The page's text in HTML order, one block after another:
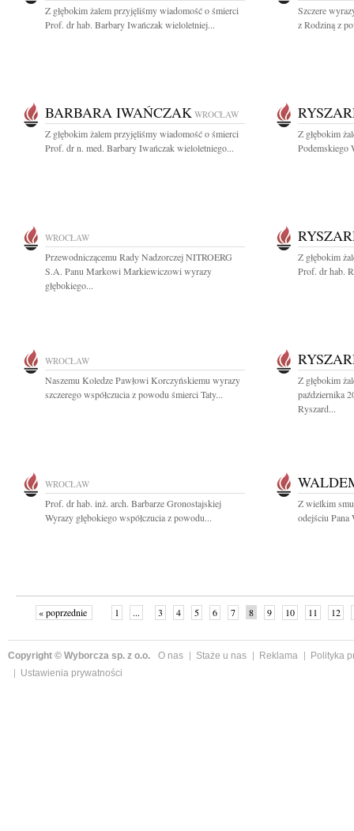
Z głębokim żalem przyjęliśmy wiadomość o śmierci
Prof. dr hab. Barbary Iwańczak wieloletniej...
Szczere
z Rodziną z
BARBARA IWAŃCZAK WROCŁAW
Z głębokim żalem przyjęliśmy wiadomość o śmierci
Prof. dr n. med. Barbary Iwańczak wieloletniego...
Z głębokim
Podemskiego
WROCŁAW
Przewodniczącemu Rady Nadzorczej NITROERG
S.A. Panu Markowi Markiewiczowi wyrazy
głębokiego...
Z głębokim
Prof. dr hab.
WROCŁAW
Naszemu Koledze Pawłowi Korczyńskiemu wyrazy
szczerego współczucia z powodu śmierci Taty...
Z głębokim
października
Ryszard...
WROCŁAW
Prof. dr hab. inż. arch. Barbarze Gronostajskiej
Wyrazy głębokiego współczucia z powodu...
Z wielkim
odejściu Pana
« poprzednie 1 ... 3 4 5 6 7 8 9 10 11 12
Copyright © Wyborcza sp. z o.o. O nas Staże u nas Reklama
Polityka
Ustawienia prywatności